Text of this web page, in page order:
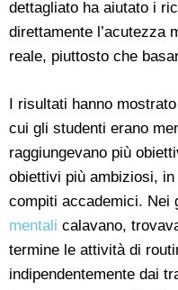
dettagliato ha aiutato i
direttamente l’acutezza
reale, piuttosto che
I risultati hanno
cui gli studenti erano
raggiungevano più
obiettivi più ambiziosi,
compiti accademici. Nei
mentali calavano,
termine le attività di
indipendentemente dai